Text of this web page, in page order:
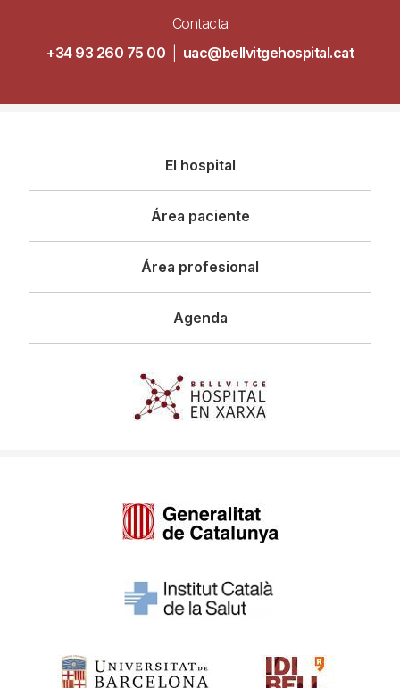
Contacta
+34 93 260 75 00
uac@bellvitgehospital.cat
principal
El hospital
Área paciente
Área profesional
Agenda